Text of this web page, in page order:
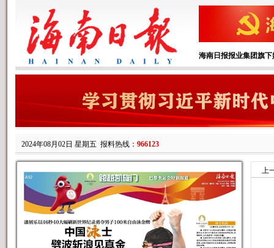
海南日报报业集团旗下
2024年08月02日 星期五 报料热线： 966123
上